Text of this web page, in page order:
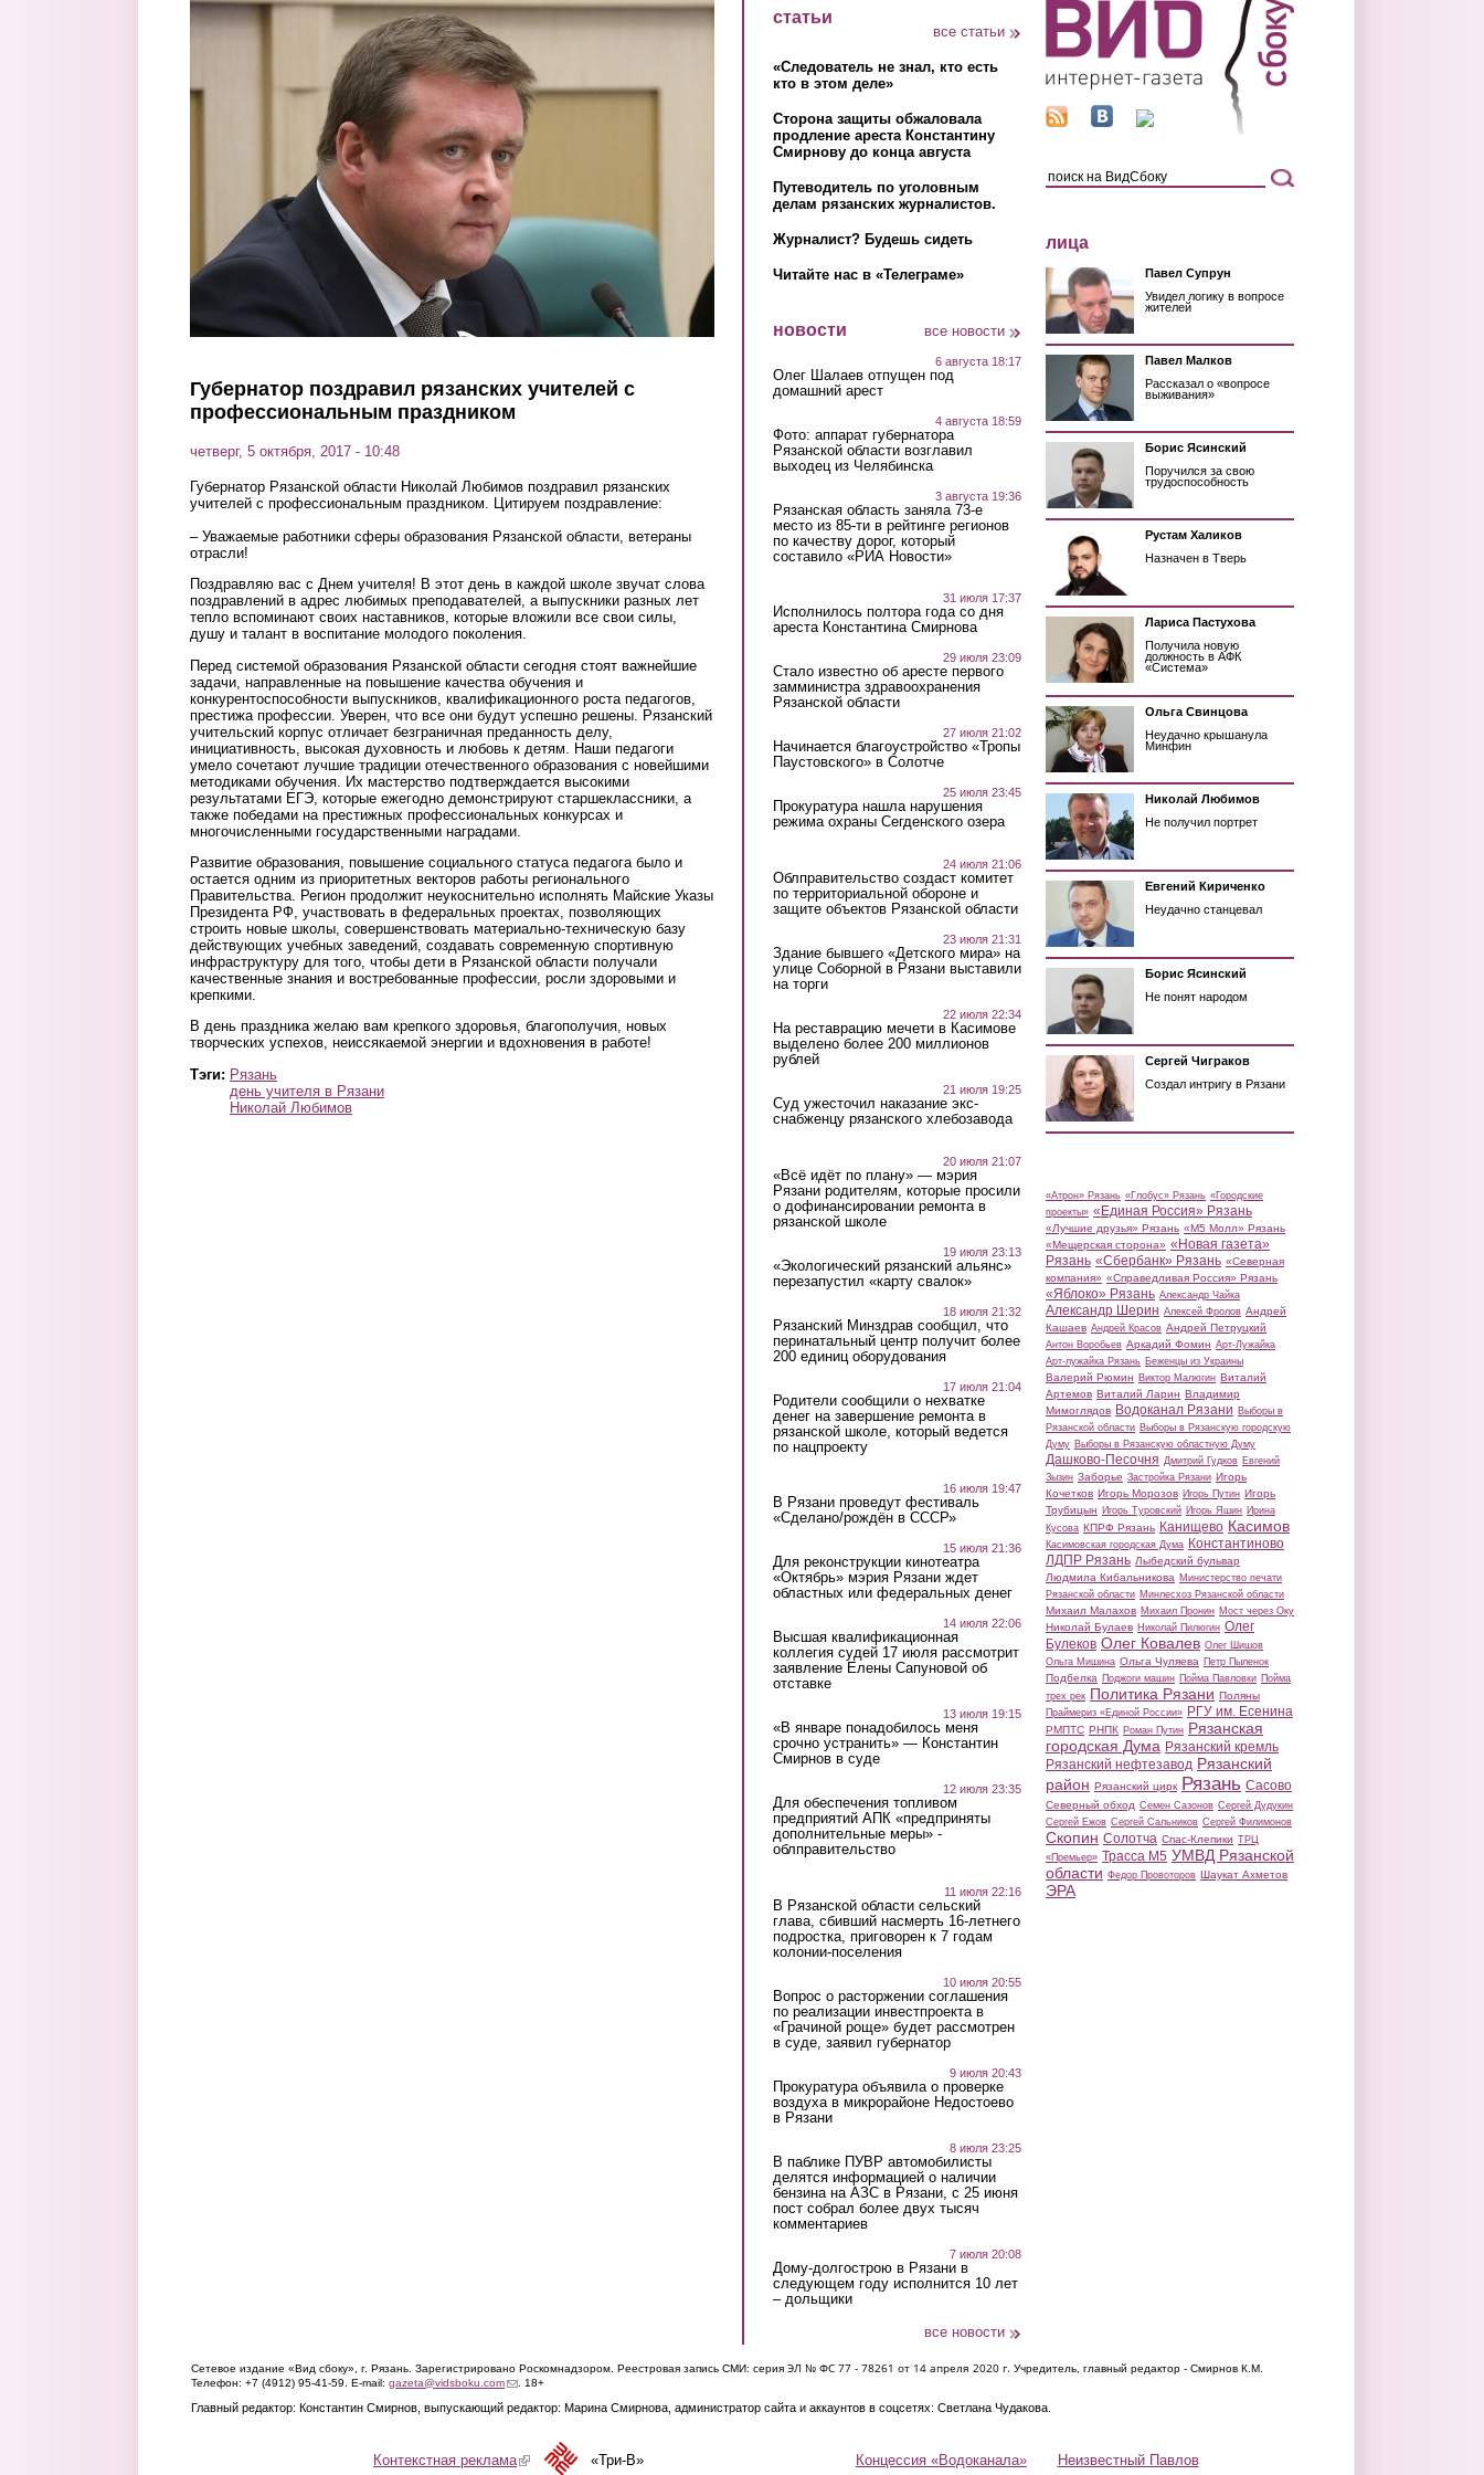
Перейти к основному содержанию
Губернатор поздравил рязанских учителей с
профессиональным праздником
четверг, 5 октября, 2017 - 10:48
Губернатор Рязанской области Николай Любимов поздравил рязанских
учителей с профессиональным праздником. Цитируем поздравление:
– Уважаемые работники сферы образования Рязанской области, ветераны
отрасли!
Поздравляю вас с Днем учителя! В этот день в каждой школе звучат слова
поздравлений в адрес любимых преподавателей, а выпускники разных лет
тепло вспоминают своих наставников, которые вложили все свои силы,
душу и талант в воспитание молодого поколения.
Перед системой образования Рязанской области сегодня стоят важнейшие
задачи, направленные на повышение качества обучения и
конкурентоспособности выпускников, квалификационного роста педагогов,
престижа профессии. Уверен, что все они будут успешно решены. Рязанский
учительский корпус отличает безграничная преданность делу,
инициативность, высокая духовность и любовь к детям. Наши педагоги
умело сочетают лучшие традиции отечественного образования с новейшими
методиками обучения. Их мастерство подтверждается высокими
результатами ЕГЭ, которые ежегодно демонстрируют старшеклассники, а
также победами на престижных профессиональных конкурсах и
многочисленными государственными наградами.
Развитие образования, повышение социального статуса педагога было и
остается одним из приоритетных векторов работы регионального
Правительства. Регион продолжит неукоснительно исполнять Майские Указы
Президента РФ, участвовать в федеральных проектах, позволяющих
строить новые школы, совершенствовать материально-техническую базу
действующих учебных заведений, создавать современную спортивную
инфраструктуру для того, чтобы дети в Рязанской области получали
качественные знания и востребованные профессии, росли здоровыми и
крепкими.
В день праздника желаю вам крепкого здоровья, благополучия, новых
творческих успехов, неиссякаемой энергии и вдохновения в работе!
Тэги: Рязань
день учителя в Рязани
Николай Любимов
статьи
все статьи
«Следователь не знал, кто есть
кто в этом деле»
Сторона защиты обжаловала
продление ареста Константину
Смирнову до конца августа
Путеводитель по уголовным
делам рязанских журналистов.
Журналист? Будешь сидеть
Читайте нас в «Телеграме»
новости все новости
6 августа 18:17
Олег Шалаев отпущен под
домашний арест
4 августа 18:59
Фото: аппарат губернатора
Рязанской области возглавил
выходец из Челябинска
3 августа 19:36
Рязанская область заняла 73-е
место из 85-ти в рейтинге регионов
по качеству дорог, который
составило «РИА Новости»
31 июля 17:37
Исполнилось полтора года со дня
ареста Константина Смирнова
29 июля 23:09
Стало известно об аресте первого
замминистра здравоохранения
Рязанской области
27 июля 21:02
Начинается благоустройство «Тропы
Паустовского» в Солотче
25 июля 23:45
Прокуратура нашла нарушения
режима охраны Сегденского озера
24 июля 21:06
Облправительство создаст комитет
по территориальной обороне и
защите объектов Рязанской области
23 июля 21:31
Здание бывшего «Детского мира» на
улице Соборной в Рязани выставили
на торги
22 июля 22:34
На реставрацию мечети в Касимове
выделено более 200 миллионов
рублей
21 июля 19:25
Суд ужесточил наказание экс-
снабженцу рязанского хлебозавода
20 июля 21:07
«Всё идёт по плану» — мэрия
Рязани родителям, которые просили
о дофинансировании ремонта в
рязанской школе
19 июля 23:13
«Экологический рязанский альянс»
перезапустил «карту свалок»
18 июля 21:32
Рязанский Минздрав сообщил, что
перинатальный центр получит более
200 единиц оборудования
17 июля 21:04
Родители сообщили о нехватке
денег на завершение ремонта в
рязанской школе, который ведется
по нацпроекту
16 июля 19:47
В Рязани проведут фестиваль
«Сделано/рождён в СССР»
15 июля 21:36
Для реконструкции кинотеатра
«Октябрь» мэрия Рязани ждет
областных или федеральных денег
14 июля 22:06
Высшая квалификационная
коллегия судей 17 июля рассмотрит
заявление Елены Сапуновой об
отставке
13 июля 19:15
«В январе понадобилось меня
срочно устранить» — Константин
Смирнов в суде
12 июля 23:35
Для обеспечения топливом
предприятий АПК «предприняты
дополнительные меры» -
облправительство
11 июля 22:16
В Рязанской области сельский
глава, сбивший насмерть 16-летнего
подростка, приговорен к 7 годам
колонии-поселения
10 июля 20:55
Вопрос о расторжении соглашения
по реализации инвестпроекта в
«Грачиной роще» будет рассмотрен
в суде, заявил губернатор
9 июля 20:43
Прокуратура объявила о проверке
воздуха в микрорайоне Недостоево
в Рязани
8 июля 23:25
В паблике ПУВР автомобилисты
делятся информацией о наличии
бензина на АЗС в Рязани, с 25 июня
пост собрал более двух тысяч
комментариев
7 июля 20:08
Дому-долгострою в Рязани в
следующем году исполнится 10 лет
– дольщики
все новости
лица
Павел Супрун
Увидел логику в вопросе
жителей
Павел Малков
Рассказал о «вопросе
выживания»
Борис Ясинский
Поручился за свою
трудоспособность
Рустам Халиков
Назначен в Тверь
Лариса Пастухова
Получила новую
должность в АФК
«Система»
Ольга Свинцова
Неудачно крышанула
Минфин
Николай Любимов
Не получил портрет
Евгений Кириченко
Неудачно станцевал
Борис Ясинский
Не понят народом
Сергей Чиграков
Создал интригу в Рязани
«Атрон» Рязань «Глобус» Рязань «Городские
проекты» «Единая Россия» Рязань
«Лучшие друзья» Рязань «М5 Молл» Рязань
«Мещерская сторона» «Новая газета»
Рязань «Сбербанк» Рязань «Северная
компания» «Справедливая Россия» Рязань
«Яблоко» Рязань Александр Чайка
Александр Шерин Алексей Фролов Андрей
Кашаев Андрей Красов Андрей Петруцкий
Антон Воробьев Аркадий Фомин Арт-Лужайка
Арт-лужайка Рязань Беженцы из Украины
Валерий Рюмин Виктор Малюгин Виталий
Артемов Виталий Ларин Владимир
Мимоглядов Водоканал Рязани Выборы в
Рязанской области Выборы в Рязанскую городскую
Думу Выборы в Рязанскую областную Думу
Дашково-Песочня Дмитрий Гудков Евгений
Зызин Заборье Застройка Рязани Игорь
Кочетков Игорь Морозов Игорь Путин Игорь
Трубицын Игорь Туровский Игорь Яшин Ирина
Кусова КПРФ Рязань Канищево Касимов
Касимовская городская Дума Константиново
ЛДПР Рязань Лыбедский бульвар
Людмила Кибальникова Министерство печати
Рязанской области Минлесхоз Рязанской области
Михаил Малахов Михаил Пронин Мост через Оку
Николай Булаев Николай Пилюгин Олег
Булеков Олег Ковалев Олег Шишов
Ольга Мишина Ольга Чуляева Петр Пыленок
Подбелка Поджоги машин Пойма Павловки Пойма
трех рек Политика Рязани Поляны
Праймериз «Единой России» РГУ им. Есенина
РМПТС РНПК Роман Путин Рязанская
городская Дума Рязанский кремль
Рязанский нефтезавод Рязанский
район Рязанский цирк Рязань Сасово
Северный обход Семен Сазонов Сергей Дудукин
Сергей Ежов Сергей Сальников Сергей Филимонов
Скопин Солотча Спас-Клепики ТРЦ
«Премьер» Трасса М5 УМВД Рязанской
области Федор Провоторов Шаукат Ахметов
ЭРА
Сетевое издание «Вид сбоку», г. Рязань. Зарегистрировано Роскомнадзором. Реестровая запись СМИ: серия ЭЛ № ФС 77 - 78261 от 14 апреля 2020 г. Учредитель, главный редактор - Смирнов К.М.
Телефон: +7 (4912) 95-41-59. E-mail: gazeta@vidsboku.com(link sends e-mail)
. 18+
Главный редактор: Константин Смирнов, выпускающий редактор: Марина Смирнова, администратор сайта и аккаунтов в соцсетях: Светлана Чудакова.
Концессия «Водоканала» Неизвестный Павлов
Контекстная реклама(link is external)«Три-В»